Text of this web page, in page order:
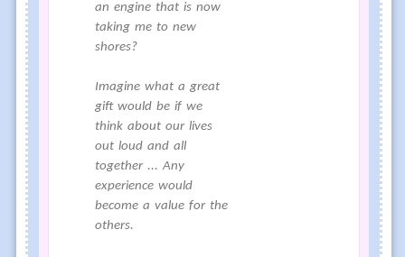
an engine that is now
taking me to new
shores?
Imagine what a great
gift would be if we
think about our lives
out loud and all
together ... Any
experience would
become a value for the
others.